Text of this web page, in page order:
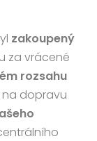
zakoupený
za vrácené
rozsahu
dopravu